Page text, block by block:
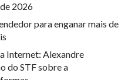
2026
para enganar mais de
Internet: Alexandre
do STF sobre a